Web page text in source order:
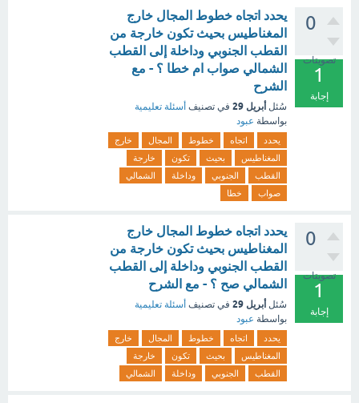
0
تصويتات
1
إجابة
يحدد اتجاه خطوط المجال خارج
المغناطيس بحيث تكون خارجة من
القطب الجنوبي وداخلة إلى القطب
الشمالي صواب ام خطا ؟ - مع
الشرح
سُئل أبريل 29 في تصنيف أسئلة تعليمية
بواسطة عبود
يحدد اتجاه خطوط المجال
خارج
المغناطيس
بحيث تكون
خارجة
القطب
الجنوبي وداخلة
الشمالي
صواب
خطا
0
تصويتات
1
إجابة
يحدد اتجاه خطوط المجال خارج
المغناطيس بحيث تكون خارجة من
القطب الجنوبي وداخلة إلى القطب
الشمالي صح ؟ - مع الشرح
سُئل أبريل 29 في تصنيف أسئلة تعليمية
بواسطة عبود
يحدد اتجاه خطوط المجال
خارج
المغناطيس
بحيث تكون
خارجة
القطب
الجنوبي وداخلة الشمالي